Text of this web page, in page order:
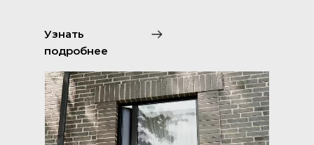
Узнать
подробнее